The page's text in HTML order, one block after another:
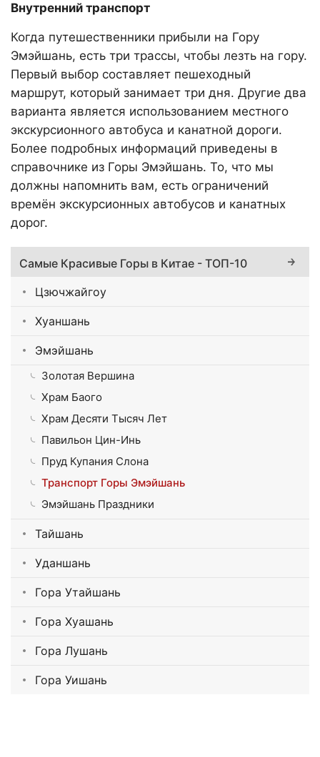
Внутренний транспорт
Когда путешественники прибыли на Гору
Эмэйшань, есть три трассы, чтобы лезть на гору.
Первый выбор составляет пешеходный
маршрут, который занимает три дня. Другие два
варианта является использованием местного
экскурсионного автобуса и канатной дороги.
Более подробных информаций приведены в
справочнике из Горы Эмэйшань. То, что мы
должны напомнить вам, есть ограничений
времён экскурсионных автобусов и канатных
дорог.
Самые Красивые Горы в Китае - ТОП-10
Цзючжайгоу
Хуаншань
Эмэйшань
Золотая Вершина
Храм Баого
Храм Десяти Тысяч Лет
Павильон Цин-Инь
Пруд Купания Слона
Транспорт Горы Эмэйшань
Эмэйшань Праздники
Тайшань
Уданшань
Гора Утайшань
Гора Хуашань
Гора Лушань
Гора Уишань